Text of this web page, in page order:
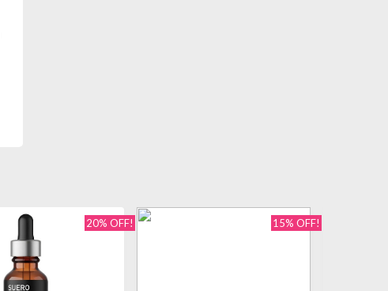
20% OFF! 15% OFF!